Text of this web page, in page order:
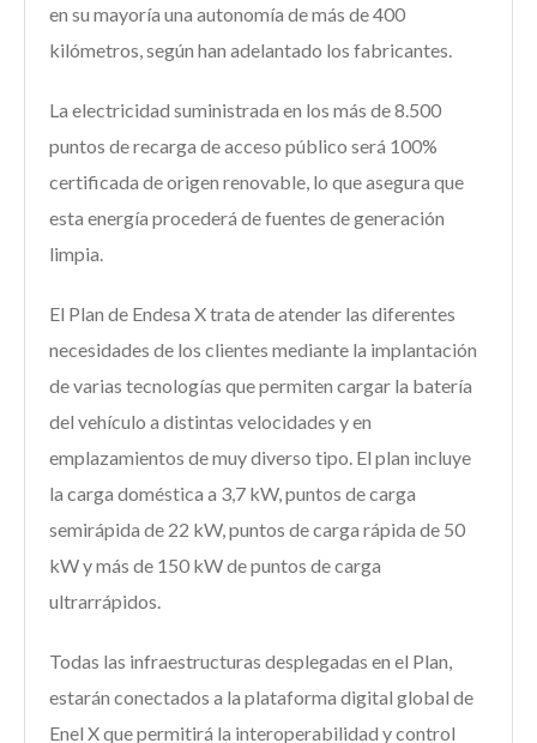
en su mayoría una autonomía de más de 400
kilómetros, según han adelantado los fabricantes.
La electricidad suministrada en los más de 8.500
puntos de recarga de acceso público será 100%
certificada de origen renovable, lo que asegura que
esta energía procederá de fuentes de generación
limpia.
El Plan de Endesa X trata de atender las diferentes
necesidades de los clientes mediante la implantación
de varias tecnologías que permiten cargar la batería
del vehículo a distintas velocidades y en
emplazamientos de muy diverso tipo. El plan incluye
la carga doméstica a 3,7 kW, puntos de carga
semirápida de 22 kW, puntos de carga rápida de 50
kW y más de 150 kW de puntos de carga
ultrarrápidos.
Todas las infraestructuras desplegadas en el Plan,
estarán conectados a la plataforma digital global de
Enel X que permitirá la interoperabilidad y control